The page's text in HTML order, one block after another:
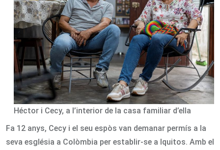
Héctor i Cecy, a l’interior de la casa familiar d’ella
Fa 12 anys, Cecy i el seu espòs van demanar permís a la
seva església a Colòmbia per establir-se a Iquitos. Amb el